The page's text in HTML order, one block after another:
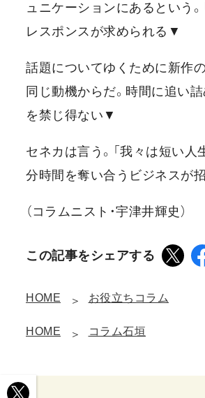
ュニケーションにあるという
レスポンスが求められる▼
話題についてゆくために新作
同じ動機からだ。時間に追い
を禁じ得ない▼
セネカは言う。「我々は短い人
分時間を奪い合うビジネスが
（コラムニスト・宇津井輝史）
この記事をシェアする
HOME お役立ちコラム
HOME コラム石垣